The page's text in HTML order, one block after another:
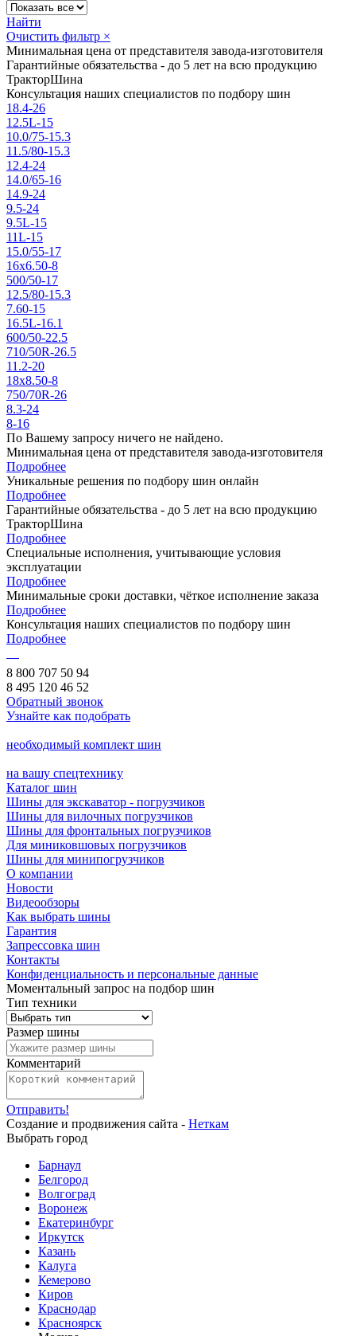
Найти
Очистить фильтр ×
Минимальная цена от представителя завода-изготовителя
Гарантийные обязательства - до 5 лет на всю продукцию
ТракторШина
Консультация наших специалистов по подбору шин
18.4-26
12.5L-15
10.0/75-15.3
11.5/80-15.3
12.4-24
14.0/65-16
14.9-24
9.5-24
9.5L-15
11L-15
15.0/55-17
16x6.50-8
500/50-17
12.5/80-15.3
7.60-15
16.5L-16.1
600/50-22.5
710/50R-26.5
11.2-20
18x8.50-8
750/70R-26
8.3-24
8-16
По Вашему запросу ничего не найдено.
Минимальная цена от представителя завода-изготовителя
Подробнее
Уникальные решения по подбору шин онлайн
Подробнее
Гарантийные обязательства - до 5 лет на всю продукцию
ТракторШина
Подробнее
Специальные исполнения, учитывающие условия
эксплуатации
Подробнее
Минимальные сроки доставки, чёткое исполнение заказа
Подробнее
Консультация наших специалистов по подбору шин
Подробнее
8 800 707 50 94
8 495 120 46 52
Обратный звонок
Узнайте как подобрать
необходимый комплект шин
на вашу спецтехнику
Каталог шин
Шины для экскаватор - погрузчиков
Шины для вилочных погрузчиков
Шины для фронтальных погрузчиков
Для миниковшовых погрузчиков
Шины для минипогрузчиков
О компании
Новости
Видеообзоры
Как выбрать шины
Гарантия
Запрессовка шин
Контакты
Конфиденциальность и персональные данные
Моментальный запрос на подбор шин
Тип техники
Размер шины
Комментарий
Отправить!
Создание и продвижения сайта - Неткам
Выбрать город
Барнаул
Белгород
Волгоград
Воронеж
Екатеринбург
Иркутск
Казань
Калуга
Кемерово
Киров
Краснодар
Красноярск